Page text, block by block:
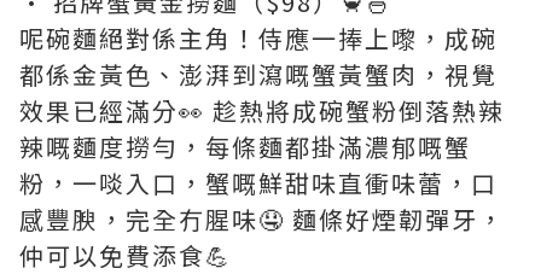
呢碗麵絕對係主角！侍應一捧上嚟，成碗
都係金黃色、澎湃到瀉嘅蟹黃蟹肉，視覺
效果已經滿分👀 趁熱將成碗蟹粉倒落熱辣
辣嘅麵度撈勻，每條麵都掛滿濃郁嘅蟹
粉，一啖入口，蟹嘅鮮甜味直衝味蕾，口
感豐腴，完全冇腥味🤤 麵條好煙韌彈牙，
仲可以免費添食💪